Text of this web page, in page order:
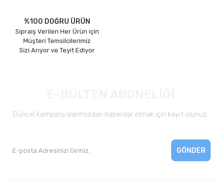
%100 DOĞRU ÜRÜN
Sipraiş Verilen Her Ürün için
Müşteri Temsilcilerimiz
Sizi Arıyor ve Teyit Ediyor
Güncel kampanyalarımızdan haberdar olmak için kayıt olunuz.
GÖNDER